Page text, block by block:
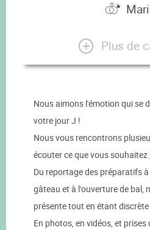
Plus de
Nous aimons l'émotion qui se
votre jour J !
Nous vous rencontrons
écouter ce que vous souhaitez
Du reportage des préparatifs
gâteau et à l'ouverture de bal,
présente tout en étant discrète
En photos, en vidéos, et